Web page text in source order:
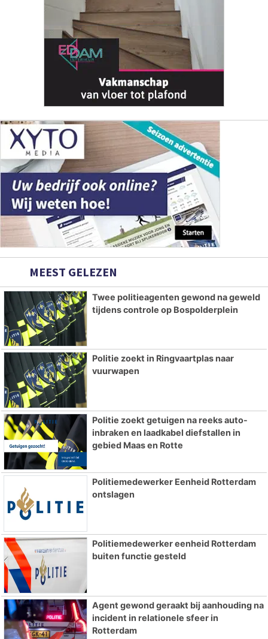
MEEST GELEZEN
Twee politieagenten gewond na geweld
tijdens controle op Bospolderplein
Politie zoekt in Ringvaartplas naar
vuurwapen
Politie zoekt getuigen na reeks auto-
inbraken en laadkabel diefstallen in
gebied Maas en Rotte
Politiemedewerker Eenheid Rotterdam
ontslagen
Politiemedewerker eenheid Rotterdam
buiten functie gesteld
Agent gewond geraakt bij aanhouding na
incident in relationele sfeer in
Rotterdam